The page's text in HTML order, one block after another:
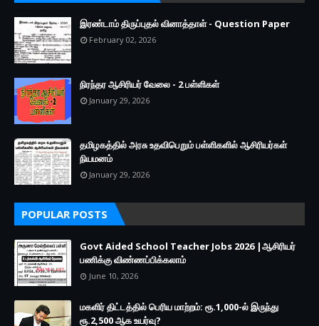
இரண்டாம் திருப்புதல் வினாத்தாள் - Question Paper
February 02, 2026
நிரந்தர ஆசிரியர் வேலை - 2 பள்ளிகள்
January 29, 2026
தமிழகத்தில் அரசு உதவிபெறும் பள்ளிகளில் ஆசிரியர்கள்
நியமனம்
January 29, 2026
POPULAR POSTS
Govt Aided School Teacher Jobs 2026 |ஆசிரியர்
பணிக்கு விண்ணப்பிக்கலாம்
June 10, 2026
மகளிர் திட்டத்தில் பெரிய மாற்றம்: ரூ.1,000-ல் இருந்து
ரூ.2,500 ஆக உயர்வு?